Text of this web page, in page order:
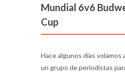
Mundial 6v6
Cup
Hace algunos días volamos
un grupo de periodistas